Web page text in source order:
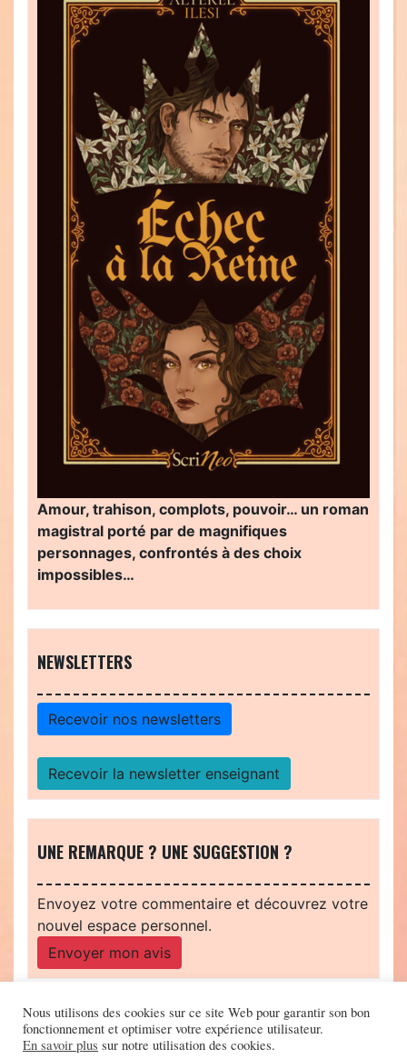
Amour, trahison, complots, pouvoir… un roman
magistral porté par de magnifiques
personnages, confrontés à des choix
impossibles…
NEWSLETTERS
Recevoir nos newsletters
Recevoir la newsletter enseignant
UNE REMARQUE ? UNE SUGGESTION ?
Envoyez votre commentaire et découvrez votre
nouvel espace personnel.
Envoyer mon avis
Nous utilisons des cookies sur ce site Web pour garantir son bon
fonctionnement et optimiser votre expérience utilisateur.
En savoir plus sur notre utilisation des cookies.